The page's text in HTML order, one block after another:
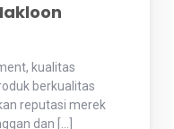
kualitas
berkualitas
reputasi merek
dan […]